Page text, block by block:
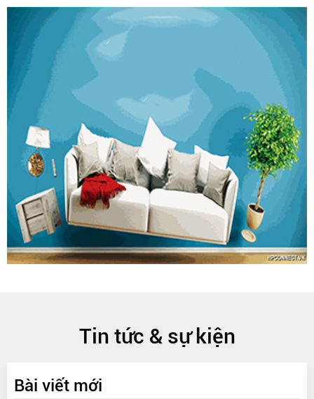
Tin tức & sự kiện
Bài viết mới